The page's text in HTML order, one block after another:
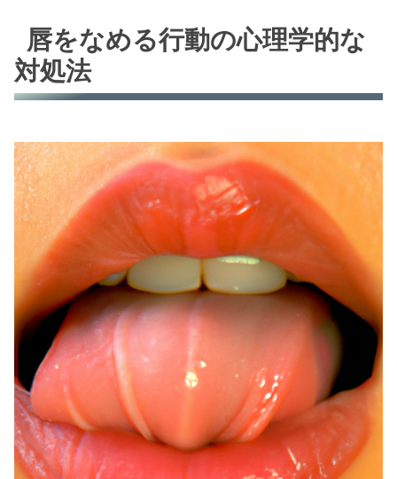
唇をなめる行動の心理学的な
対処法